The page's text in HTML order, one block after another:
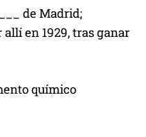
de Madrid;
en 1929, tras ganar
químico